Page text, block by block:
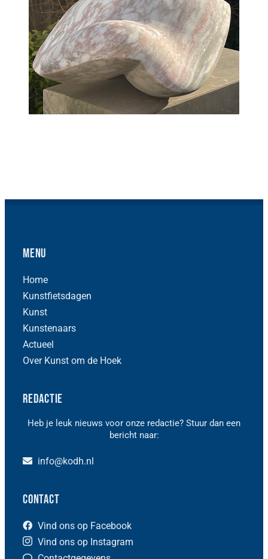
Menu
Home
Kunstfietsdagen
Kunst
Kunstenaars
Actueel
Over Kunst om de Hoek
Redactie
Heb je leuk nieuws voor onze redactie? Stuur dan een
bericht naar:
info@kodh.nl
Contact
Vind ons op Facebook
Vind ons op Instagram